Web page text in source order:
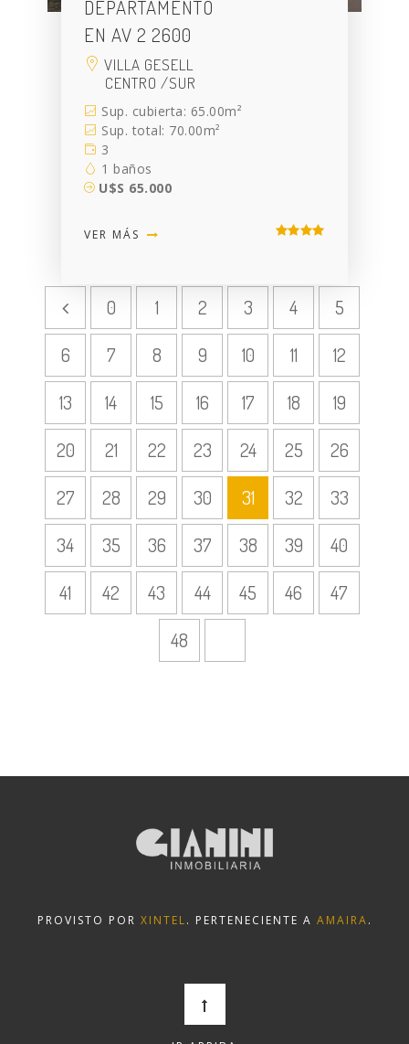
DEPARTAMENTO
EN AV 2 2600
VILLA GESELL
CENTRO /SUR
Sup. cubierta: 65.00m²
Sup. total: 70.00m²
3
1 baños
U$S 65.000
VER MÁS
0 1 2 3 4
5
6
7 8 9 10 11
12
13
14 15 16 17 18
19
20
21 22 23 24 25
26
27
28 29 30 31 32
33
34
35 36 37 38 39
40
41
42 43 44 45 46
47
48
PROVISTO POR XINTEL. PERTENECIENTE A AMAIRA.